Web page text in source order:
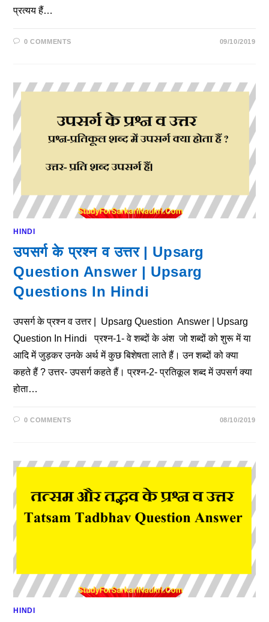
प्रत्यय हैं…
0 COMMENTS 09/10/2019
HINDI
उपसर्ग के प्रश्न व उत्तर | Upsarg
Question Answer | Upsarg
Questions In Hindi
उपसर्ग के प्रश्न व उत्तर | Upsarg Question Answer | Upsarg
Question In Hindi प्रश्न-1- वे शब्दों के अंश जो शब्दों को शुरू में या
आदि में जुड़कर उनके अर्थ में कुछ बिशेषता लाते हैं। उन शब्दों को क्या
कहते हैं ? उत्तर- उपसर्ग कहते हैं। प्रश्न-2- प्रतिकूल शब्द में उपसर्ग क्या
होता…
0 COMMENTS 08/10/2019
HINDI